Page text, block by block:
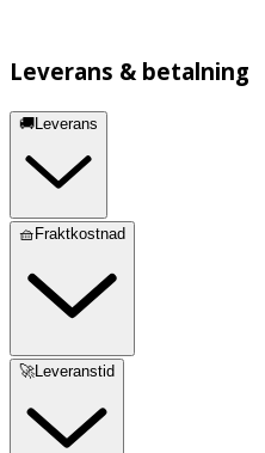
Leverans & betalning
🚚Leverans
🧺Fraktkostnad
🚀Leveranstid